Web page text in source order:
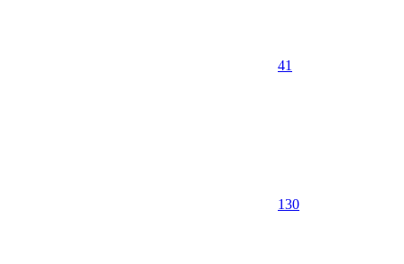
41
130